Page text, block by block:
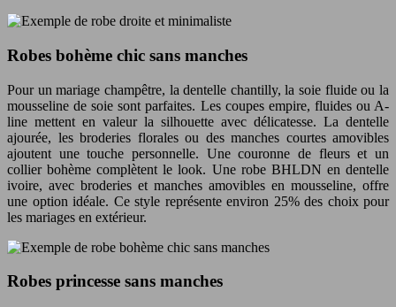
Robes bohème chic sans manches
Pour un mariage champêtre, la dentelle chantilly, la soie fluide ou la
mousseline de soie sont parfaites. Les coupes empire, fluides ou A-
line mettent en valeur la silhouette avec délicatesse. La dentelle
ajourée, les broderies florales ou des manches courtes amovibles
ajoutent une touche personnelle. Une couronne de fleurs et un
collier bohème complètent le look. Une robe BHLDN en dentelle
ivoire, avec broderies et manches amovibles en mousseline, offre
une option idéale. Ce style représente environ 25% des choix pour
les mariages en extérieur.
Robes princesse sans manches